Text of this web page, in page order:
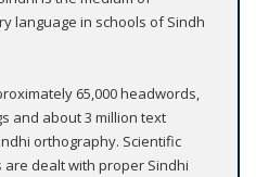
language in schools of Sindh
65,000 headwords,
and about 3 million text
orthography. Scientific
dealt with proper Sindhi